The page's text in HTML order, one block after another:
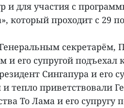
и для участия с
который проходит с 29
секретарём,
и его супругой
Сингапура и его
тепло приветствовали
То Лама и его супругу